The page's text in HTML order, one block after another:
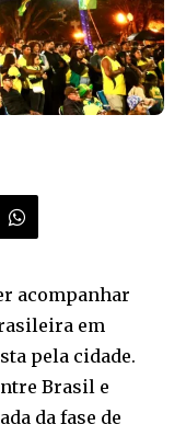
acompanhar
em
pela cidade.
Brasil e
da fase de